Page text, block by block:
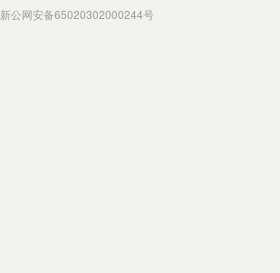
新公网安备65020302000244号